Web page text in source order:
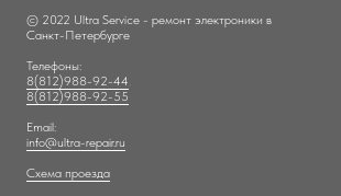
© 2022 Ultra Service - ремонт электроники в
Санкт-Петербурге
Телефоны:
8(812)988-92-44
8(812)988-92-55
Email:
info@ultra-repair.ru
Схема проезда